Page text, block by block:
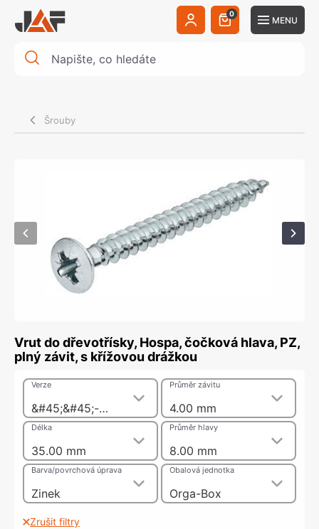
0
MENU
Šrouby
Vrut do dřevotřísky, Hospa, čočková hlava, PZ,
plný závit, s křížovou drážkou
&#45;&#45;-pozink nebo nikl
Verze
4.00 mm
Průměr závitu
35.00 mm
Délka
8.00 mm
Průměr hlavy
Zinek
Barva/povrchová úprava
Orga-Box
Obalová jednotka
Zrušit filtry